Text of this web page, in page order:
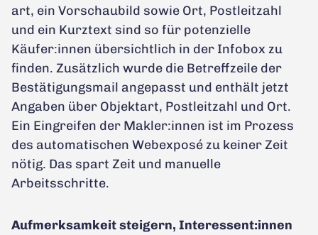
art, ein Vorschaubild sowie Ort, Postleitzahl
und ein Kurztext sind so für potenzielle
Käufer:innen übersichtlich in der Infobox zu
finden. Zusätzlich wurde die Betreffzeile der
Bestätigungsmail angepasst und enthält jetzt
Angaben über Objektart, Postleitzahl und Ort.
Ein Eingreifen der Makler:innen ist im Prozess
des automatischen Webexposé zu keiner Zeit
nötig. Das spart Zeit und manuelle
Arbeitsschritte.
Aufmerksamkeit steigern, Interessent:innen